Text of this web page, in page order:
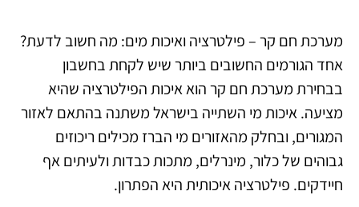
מערכת חם קר – פילטרציה ואיכות מים: מה חשוב לדעת?
אחד הגורמים החשובים ביותר שיש לקחת בחשבון
בבחירת מערכת חם קר הוא איכות הפילטרציה שהיא
מציעה. איכות מי השתייה בישראל משתנה בהתאם לאזור
המגורים, ובחלק מהאזורים מי הברז מכילים ריכוזים
גבוהים של כלור, מינרלים, מתכות כבדות ולעיתים אף
חיידקים. פילטרציה איכותית היא הפתרון.